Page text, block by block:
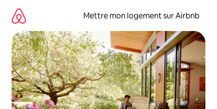
directement
contenu
Mettre mon logement sur Airbnb